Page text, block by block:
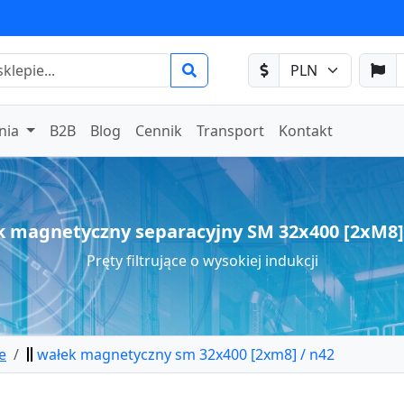
B2B Blog Cennik Transport Kontakt
magnetyczny separacyjny SM 32x400
Pręty filtrujące o wysokiej indukcji
wałek magnetyczny sm 32x400 [2xm8] / n42